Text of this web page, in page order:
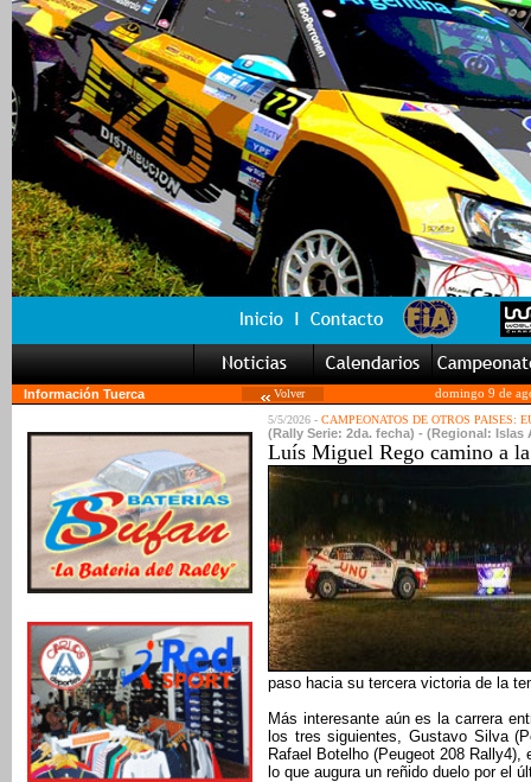
Información Tuerca Volver
domingo 9 de
5/5/2026 - CAMPEONATOS DE OTROS PAISES:
(Rally Serie: 2da. fecha) - (Regional: Islas
Luís Miguel Rego camino a
paso hacia su tercera victoria de la
Más interesante aún es la carrera
los tres siguientes, Gustavo Silva
Rafael Botelho (Peugeot 208
lo que augura un reñido duelo por el